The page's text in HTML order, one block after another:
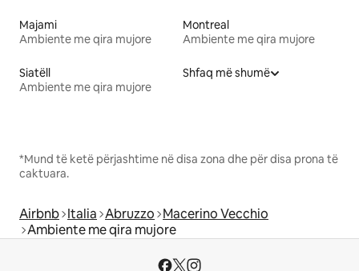
Majami
Ambiente me qira mujore
Montreal
Ambiente me qira mujore
Siatëll
Ambiente me qira mujore
Shfaq më shumë
*Mund të ketë përjashtime në disa zona dhe për disa prona të
caktuara.
Airbnb Italia Abruzzo Macerino Vecchio
Ambiente me qira mujore